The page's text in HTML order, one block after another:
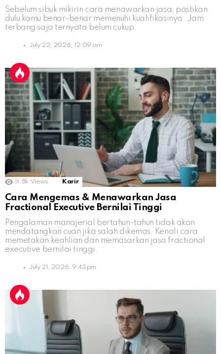
Sebelum sibuk mikirin cara menawarkan jasa, pastikan
dulu kamu benar-benar memenuhi kualifikasinya. Jam
terbang saja ternyata belum cukup.
July 22, 2026, 12:09 am
11.8k Views Karir
Cara Mengemas & Menawarkan Jasa
Fractional Executive Bernilai Tinggi
Pengalaman manajerial bertahun-tahun tidak akan
mendatangkan cuan jika salah dikemas. Kenali cara
memetakan keahlian dan memasarkan jasa fractional
executive bernilai tinggi.
July 21, 2026, 9:43 pm